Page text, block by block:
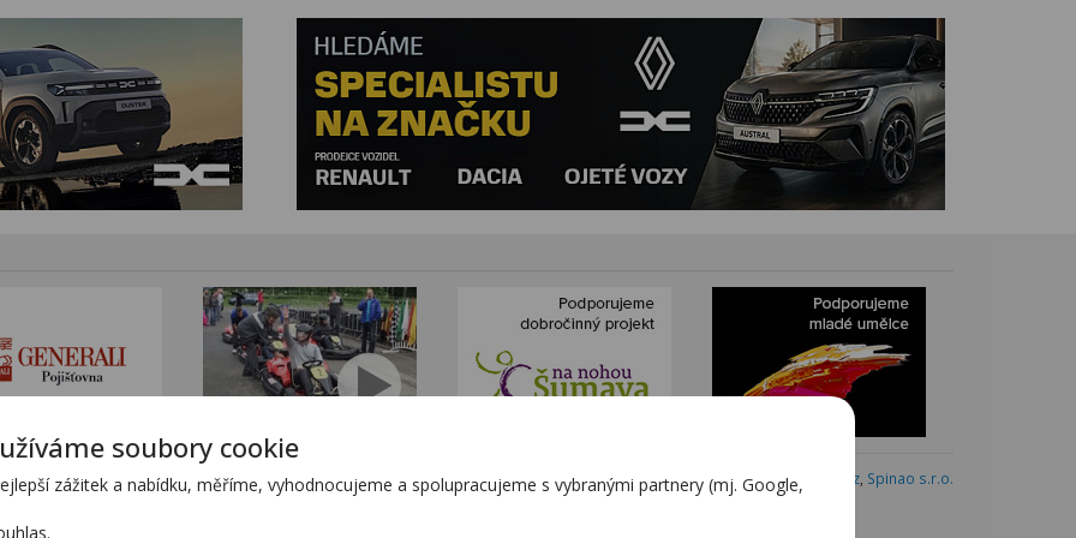
sortimentem KTMwww.stanekmoto.cz
Webdesign:Blovský.cz Spinao s.r.o.
soubory cookie
zážitek a nabídku, měříme, vyhodnocujeme a spolupracujeme s vybranými partnery (mj. Google,